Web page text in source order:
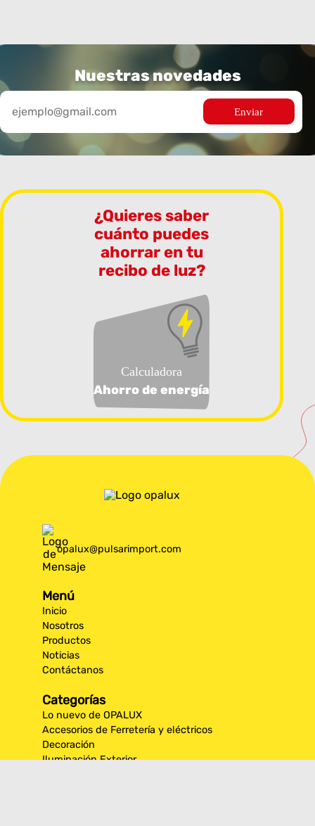
Nuestras novedades
¿Quieres saber
cuánto puedes
ahorrar en tu
recibo de luz?
Calculadora
Ahorro de energía
opalux@pulsarimport.com
Menú
Inicio
Nosotros
Productos
Noticias
Contáctanos
Categorías
Lo nuevo de OPALUX
Accesorios de Ferretería y eléctricos
Decoración
Iluminación Exterior